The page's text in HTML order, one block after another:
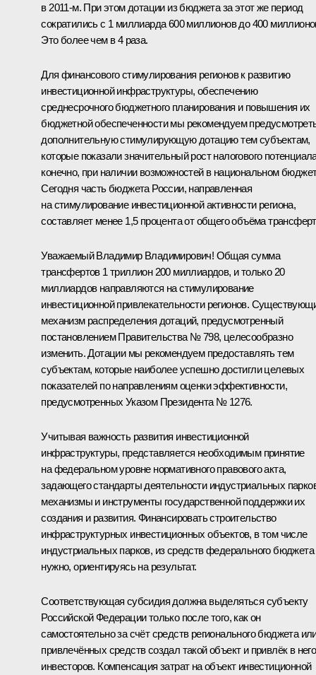
в 2011-м. При этом дотации из бюджета за этот же период
сократились с 1 миллиарда 600 миллионов до 400
Это более чем в 4 раза.
Для финансового стимулирования регионов к развитию
инвестиционной инфраструктуры, обеспечению
среднесрочного бюджетного планирования и повышения их
бюджетной обеспеченности мы рекомендуем
дополнительную стимулирующую дотацию тем субъектам,
которые показали значительный рост налогового
конечно, при наличии возможностей в национальном
Сегодня часть бюджета России, направленная
на стимулирование инвестиционной активности региона,
составляет менее 1,5 процента от общего объёма
Уважаемый Владимир Владимирович! Общая сумма
трансфертов 1 триллион 200 миллиардов, и только 20
миллиардов направляются на стимулирование
инвестиционной привлекательности регионов.
механизм распределения дотаций, предусмотренный
постановлением Правительства № 798, целесообразно
изменить. Дотации мы рекомендуем предоставлять тем
субъектам, которые наиболее успешно достигли целевых
показателей по направлениям оценки эффективности,
предусмотренных Указом Президента № 1276.
Учитывая важность развития инвестиционной
инфраструктуры, представляется необходимым принятие
на федеральном уровне нормативного правового акта,
задающего стандарты деятельности индустриальных
механизмы и инструменты государственной поддержки их
создания и развития. Финансировать строительство
инфраструктурных инвестиционных объектов, в том числе
индустриальных парков, из средств федерального бюджета
нужно, ориентируясь на результат.
Соответствующая субсидия должна выделяться субъекту
Российской Федерации только после того, как он
самостоятельно за счёт средств регионального бюджета
привлечённых средств создал такой объект и привлёк в него
инвесторов. Компенсация затрат на объект инвестиционной